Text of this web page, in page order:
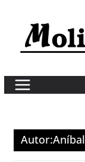
content
Autor: